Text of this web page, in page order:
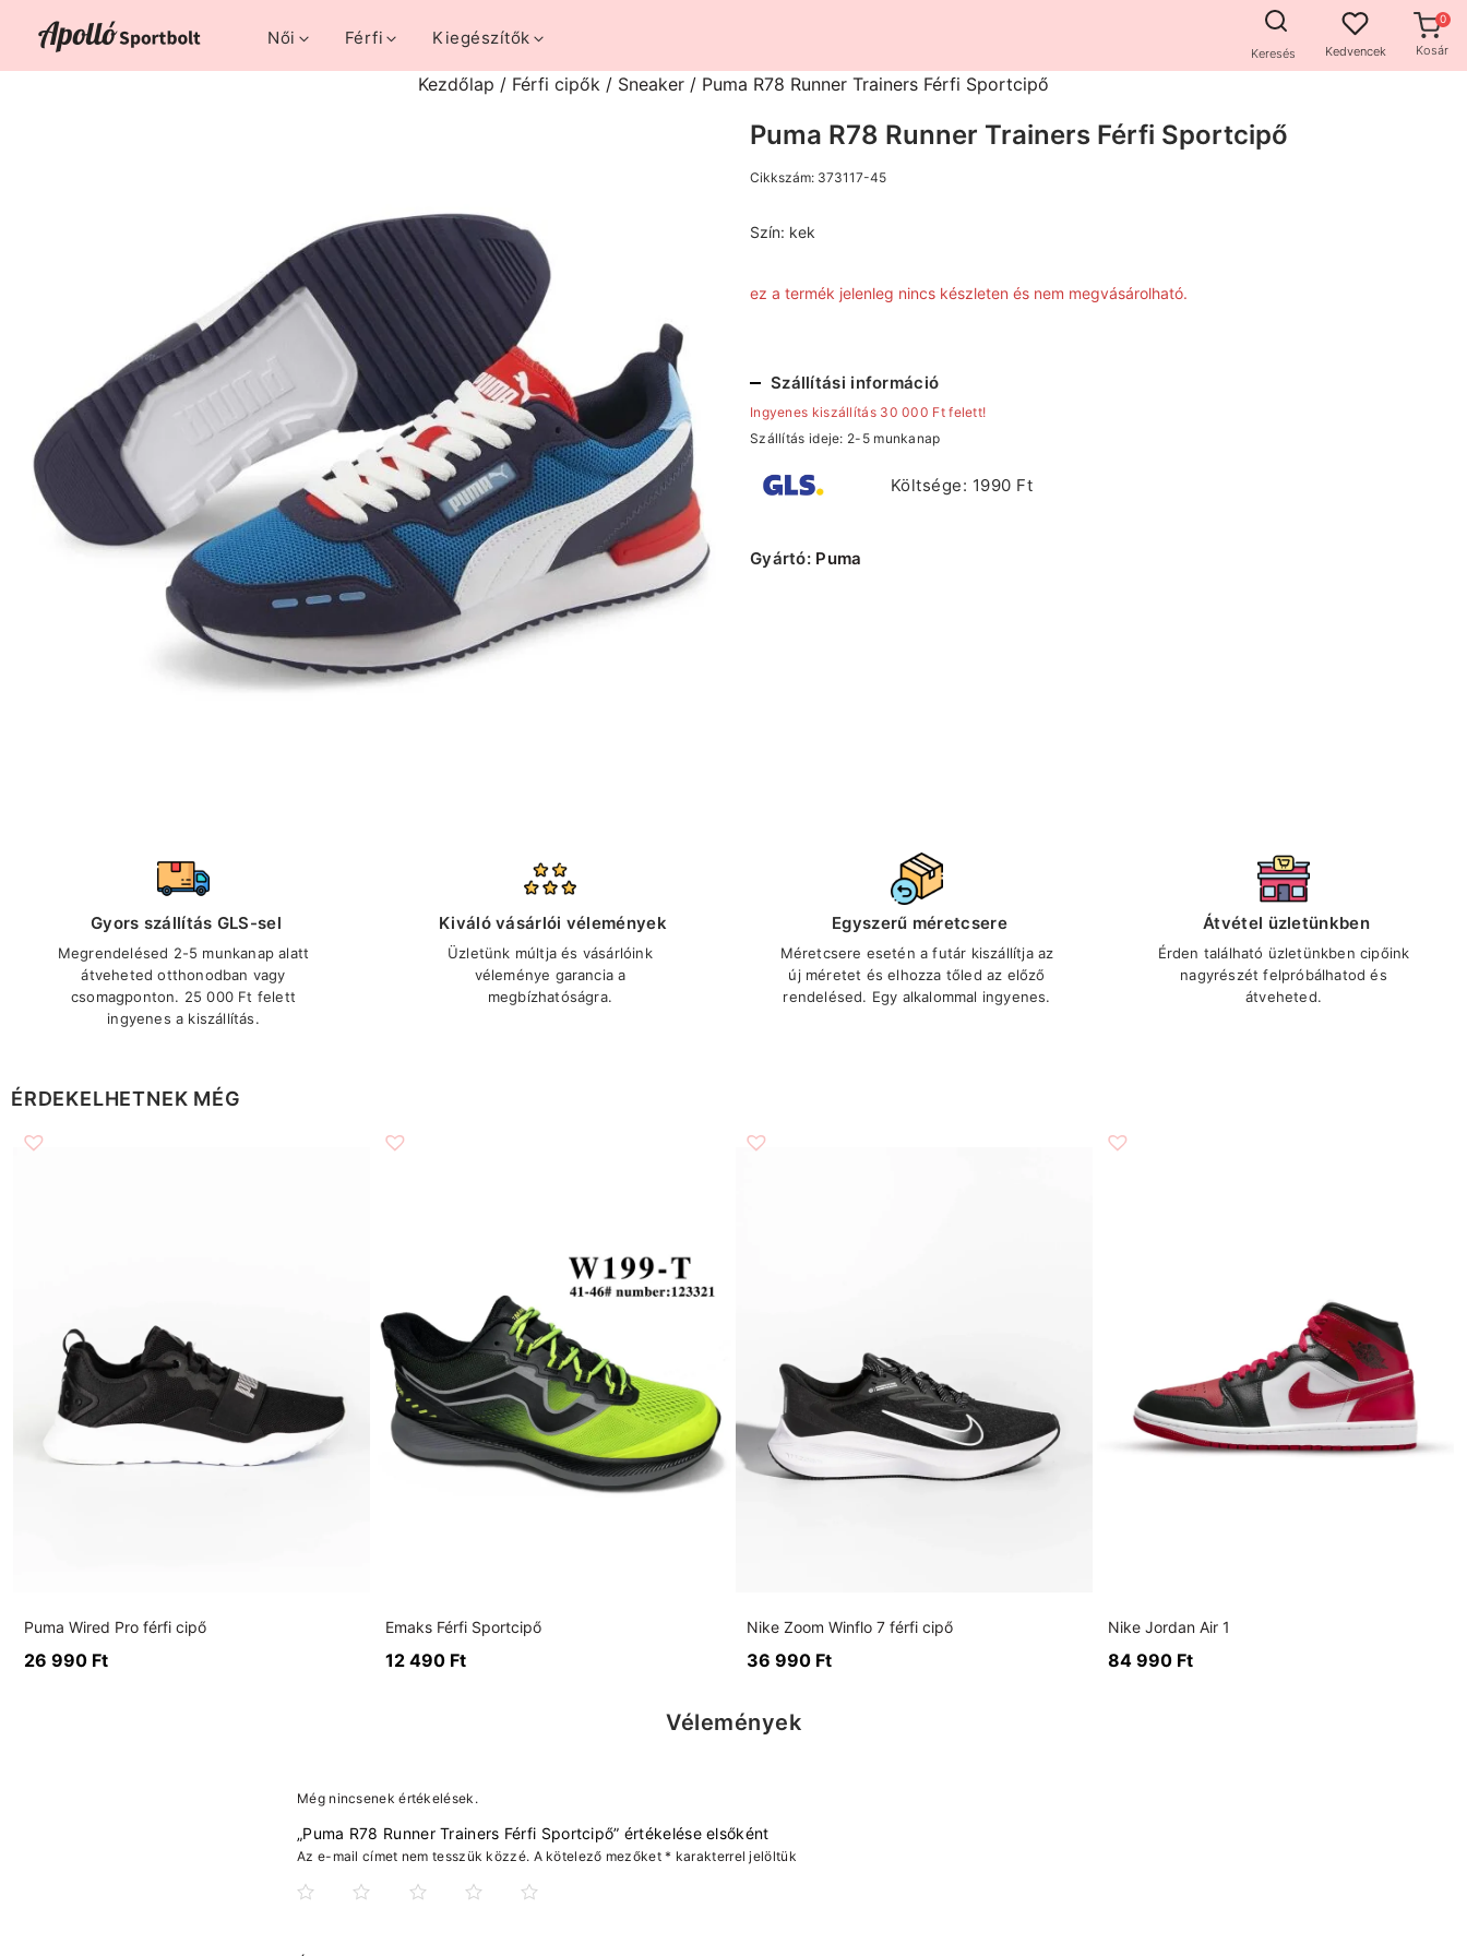
Női Férfi Kiegészítők
Keresés Kedvencek Kosár
Kezdőlap / Férfi cipők/ Sneaker/ Puma R78 Runner Trainers Férfi Sportcipő
Puma R78 Runner Trainers Férfi Sportcipő
Cikkszám: 373117-45
Szín: kek
ez a termék jelenleg nincs készleten és nem megvásárolható.
Szállítási információ
Ingyenes kiszállítás 30 000 Ft felett!
Szállítás ideje: 2-5 munkanap
Költsége: 1990 Ft
Gyártó: Puma
Gyors szállítás GLS-sel
Megrendelésed 2-5 munkanap alatt
átveheted otthonodban vagy
csomagponton. 25 000 Ft felett
ingyenes a kiszállítás.
Kiváló vásárlói vélemények
Üzletünk múltja és vásárlóink
véleménye garancia a
megbízhatóságra.
Egyszerű méretcsere
Méretcsere esetén a futár kiszállítja az
új méretet és elhozza tőled az előző
rendelésed. Egy alkalommal ingyenes.
Átvétel üzletünkben
Érden található üzletünkben cipőink
nagyrészét felpróbálhatod és
átveheted.
ÉRDEKELHETNEK MÉG
Puma Wired Pro férfi cipő
26 990 Ft
Emaks Férfi Sportcipő
12 490 Ft
Nike Zoom Winflo 7 férfi cipő
36 990 Ft
Nike Jordan Air 1
84 990 Ft
Vélemények
Még nincsenek értékelések.
„Puma R78 Runner Trainers Férfi Sportcipő” értékelése elsőként
Az e-mail címet nem tesszük közzé. A kötelező mezőket* karakterrel jelöltük